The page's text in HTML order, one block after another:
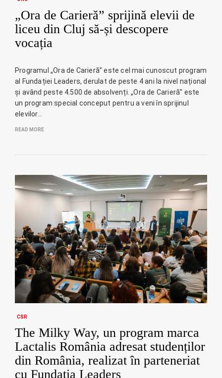
„Ora de Carieră” sprijină elevii de
liceu din Cluj să-și descopere
vocația
Programul „Ora de Carieră” este cel mai cunoscut program
al Fundației Leaders, derulat de peste 4 ani la nivel național
și având peste 4.500 de absolvenți. „Ora de Carieră” este
un program special conceput pentru a veni în sprijinul
elevilor…
READ MORE
CSR
The Milky Way, un program marca
Lactalis România adresat studenților
din România, realizat în parteneriat
cu Fundația Leaders